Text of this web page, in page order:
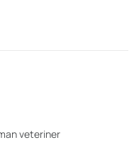
veteriner